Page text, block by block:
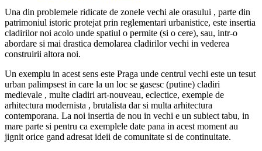
Una din problemele ridicate de zonele vechi ale orasului , parte din
patrimoniul istoric protejat prin reglementari urbanistice, este insertia
cladirilor noi acolo unde spatiul o permite (si o cere), sau, intr-o
abordare si mai drastica demolarea cladirilor vechi in vederea
construirii altora noi.
Un exemplu in acest sens este Praga unde centrul vechi este un tesut
urban palimpsest in care la un loc se gasesc (putine) cladiri
medievale , multe cladiri art-nouveau, eclectice, exemple de
arhitectura modernista , brutalista dar si multa arhitectura
contemporana. La noi insertia de nou in vechi e un subiect tabu, in
mare parte si pentru ca exemplele date pana in acest moment au
jignit orice gand adresat ideii de comunitate si de continuitate.